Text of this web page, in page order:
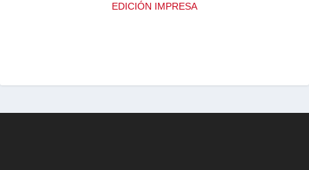
EDICIÓN IMPRESA